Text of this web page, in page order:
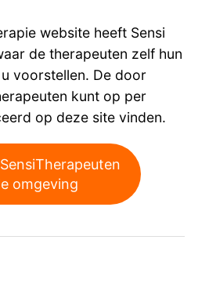
website heeft Sensi
de therapeuten zelf hun
voorstellen. De door
kunt op per
op deze site vinden.
omgeving